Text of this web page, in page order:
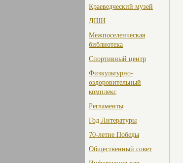
Краеведческий музей
ДШИ
Межпоселенческая
библиотека
Спортивный центр
Физкультурно-
оздоровительный
комплекс
Регламенты
Год Литературы
70-летие Победы
Общественный совет